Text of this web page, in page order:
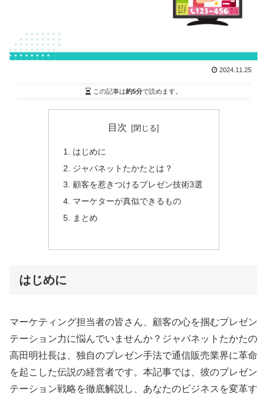
2024.11.25
この記事は約5分で読めます。
目次
はじめに
ジャパネットたかたとは？
顧客を惹きつけるプレゼン技術3選
マーケターが真似できるもの
まとめ
はじめに
マーケティング担当者の皆さん、顧客の心を掴むプレゼン
テーション力に悩んでいませんか？ジャパネットたかたの
高田明社長は、独自のプレゼン手法で通信販売業界に革命
を起こした伝説の経営者です。本記事では、彼のプレゼン
テーション戦略を徹底解説し、あなたのビジネスを変革す